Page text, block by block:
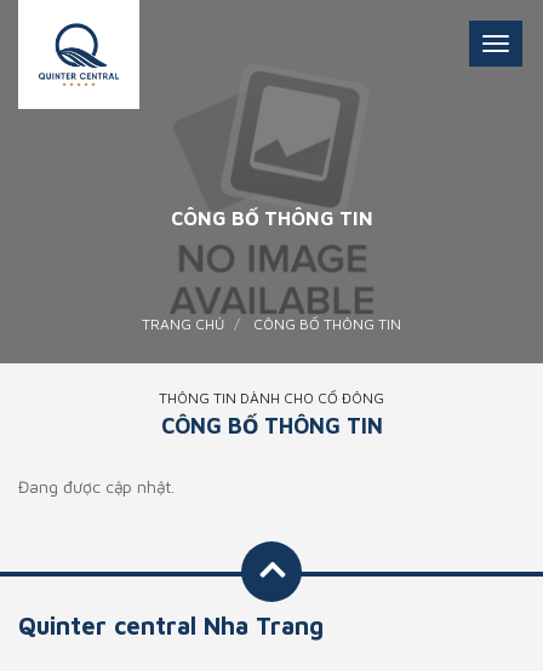
CÔNG BỐ THÔNG TIN
TRANG CHỦ CÔNG BỐ THÔNG TIN
THÔNG TIN DÀNH CHO CỔ ĐÔNG
CÔNG BỐ THÔNG TIN
Đang được cập nhật.
Quinter central Nha Trang